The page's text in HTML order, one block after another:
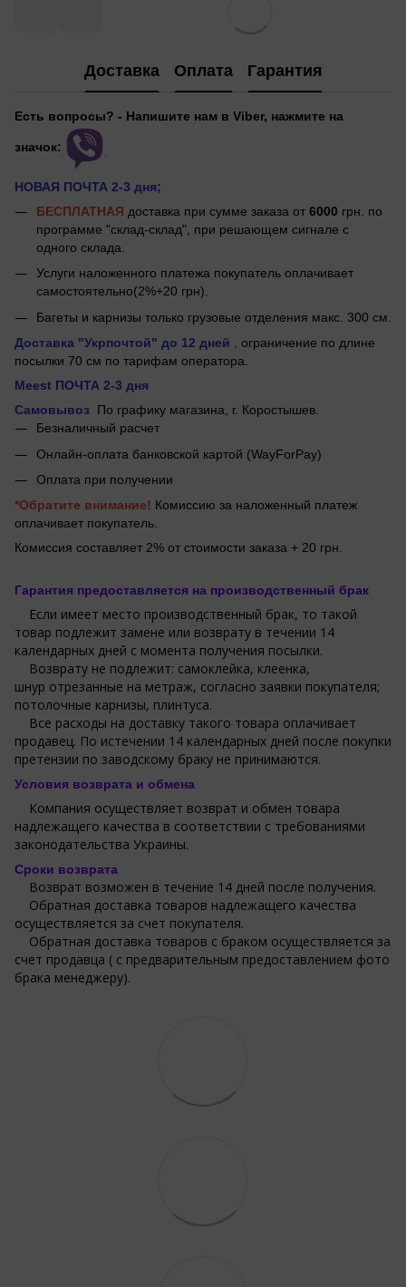
Доставка Оплата Гарантия
Есть вопросы? - Напишите нам в Viber, нажмите на
значок:
НОВАЯ ПОЧТА 2-3 дня;
БЕСПЛАТНАЯ доставка при сумме заказа от 6000 грн. по
программе "склад-склад", при решающем сигнале с
одного склада.
Услуги наложенного платежа покупатель оплачивает
самостоятельно(2%+20 грн).
Багеты и карнизы только грузовые отделения макс. 300 см.
Доставка "Укрпочтой" до 12 дней
ограничение по длине
посылки 70 см по тарифам оператора.
Meest ПОЧТА 2-3 дня
Самовывоз
По графику магазина, г. Коростышев.
Безналичный расчет
Онлайн-оплата банковской картой (WayForPay)
Оплата при получении
*Обратите внимание! Комиссию за наложенный платеж
оплачивает покупатель.
Комиссия составляет 2% от стоимости заказа + 20 грн.
Гарантия предоставляется на производственный брак
Если имеет место производственный брак, то такой
товар подлежит замене или возврату в течении 14
календарных дней с момента получения посылки.
Возврату не подлежит: самоклейка, клеенка,
шнур отрезанные на метраж, согласно заявки покупателя;
потолочные карнизы, плинтуса.
Все расходы на доставку такого товара оплачивает
продавец. По истечении 14 календарных дней после покупки
претензии по заводскому браку не принимаются.
Условия возврата и обмена
Компания осуществляет возврат и обмен товара
надлежащего качества в соответствии с требованиями
законодательства Украины.
Сроки возврата
Возврат возможен в течение 14 дней после получения.
Обратная доставка товаров надлежащего качества
осуществляется за счет покупателя.
Обратная доставка товаров с браком осуществляется за
счет продавца ( с предварительным предоставлением фото
брака менеджеру).